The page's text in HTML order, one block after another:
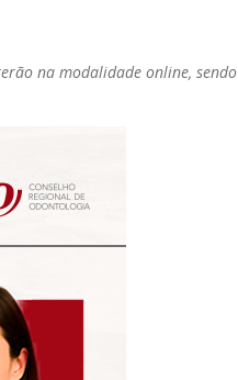
na modalidade online,